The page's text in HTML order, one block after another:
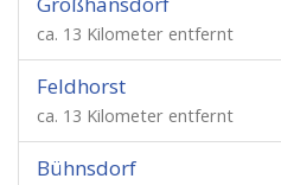
ca. 13 Kilometer entfernt
Feldhorst
ca. 13 Kilometer entfernt
Bühnsdorf